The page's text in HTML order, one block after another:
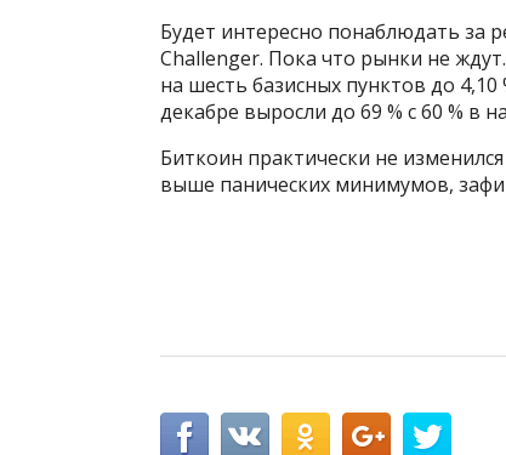
Будет интересно понаблюдать
Challenger. Пока что рынки не
на шесть базисных пунктов до
декабре выросли до 69 % с 60 % в
Биткоин практически не
выше панических минимумов,